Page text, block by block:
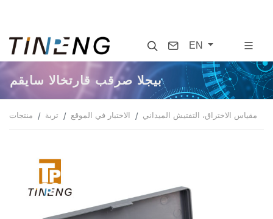
SearchContact
EN
مقياس الاختراق بقرص الجيب
منتجات تربة الاختبار في الموقع مقياس الاختراق، التفتيش الميداني